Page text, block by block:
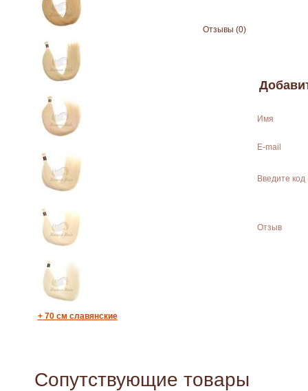
+70 см славянские
Отзывы (0)
Имя
E-mail
Введите код
Отзыв
Сопутствующие товары